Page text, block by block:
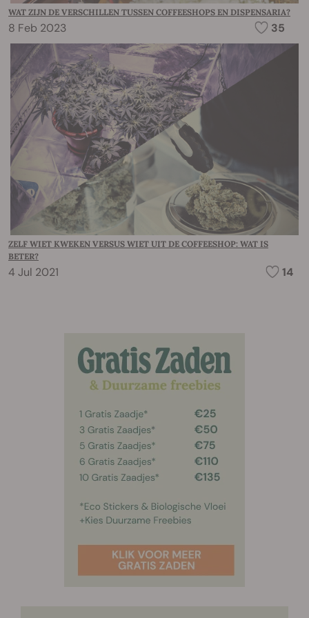
WAT ZIJN DE VERSCHILLEN TUSSEN COFFEESHOPS EN DISPENSARIA?
8 Feb 2023 35
ZELF WIET KWEKEN VERSUS WIET UIT DE COFFEESHOP: WAT IS
BETER?
4 Jul 2021 14